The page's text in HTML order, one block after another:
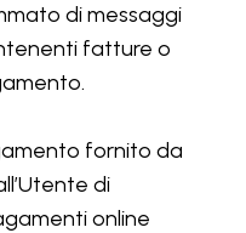
di messaggi
fatture o
fornito da
di
online